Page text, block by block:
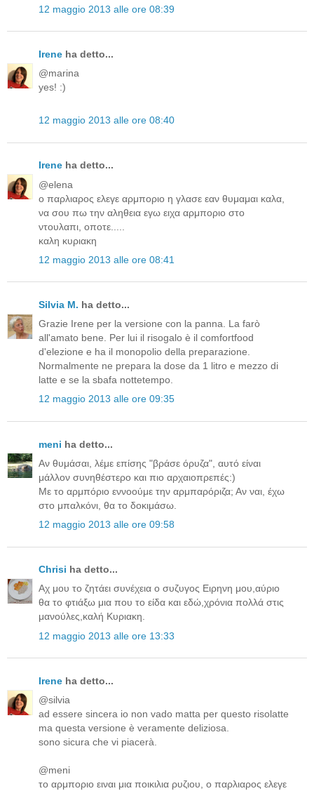
12 maggio 2013 alle ore 08:39
Irene ha detto...
@marina
yes! :)
12 maggio 2013 alle ore 08:40
Irene ha detto...
@elena
ο παρλιαρος ελεγε αρμποριο η γλασε εαν θυμαμαι καλα,
να σου πω την αληθεια εγω ειχα αρμποριο στο
ντουλαπι, οποτε.....
καλη κυριακη
12 maggio 2013 alle ore 08:41
Silvia M. ha detto...
Grazie Irene per la versione con la panna. La farò
all'amato bene. Per lui il risogalo è il comfortfood
d'elezione e ha il monopolio della preparazione.
Normalmente ne prepara la dose da 1 litro e mezzo di
latte e se la sbafa nottetempo.
12 maggio 2013 alle ore 09:35
meni ha detto...
Αν θυμάσαι, λέμε επίσης "βράσε όρυζα", αυτό είναι
μάλλον συνηθέστερο και πιο αρχαιοπρεπές:)
Με το αρμπόριο εννοούμε την αρμπαρόριζα; Αν ναι, έχω
στο μπαλκόνι, θα το δοκιμάσω.
12 maggio 2013 alle ore 09:58
Chrisi ha detto...
Aχ μου το ζητάει συνέχεια ο συζυγος Ειρηνη μου,αύριο
θα το φτιάξω μια που το είδα και εδώ,χρόνια πολλά στις
μανούλες,καλή Κυριακη.
12 maggio 2013 alle ore 13:33
Irene ha detto...
@silvia
ad essere sincera io non vado matta per questo risolatte
ma questa versione è veramente deliziosa.
sono sicura che vi piacerà.
@meni
το αρμποριο ειναι μια ποικιλια ρυζιου, ο παρλιαρος ελεγε